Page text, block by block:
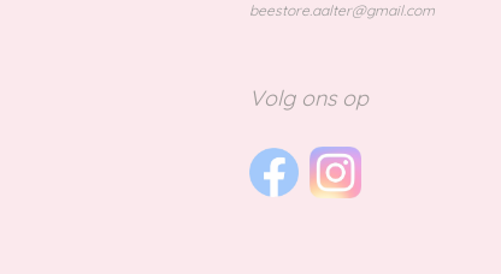
beestore.aalter@gmail.com
Volg ons op